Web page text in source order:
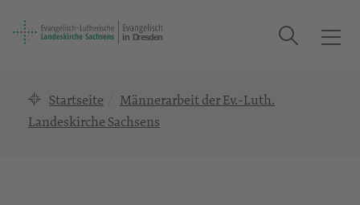
T
Suche
Startseite
Männerarbeit der Ev.-Luth.
Landeskirche Sachsens